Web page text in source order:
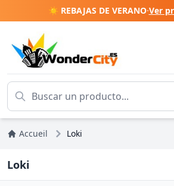
☀️ REBAJAS DE VERANO·Ver
Accueil Loki
Loki